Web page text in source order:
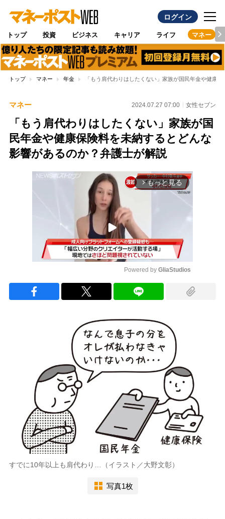
ログイン
トップ 投資 ビジネス キャリア ライフ マネー
トップ マネー 年金 「もう肩代わりはしたくない」家族が国民年金や健康
マネー 2024.07.27 07:00 女性セブン
「もう肩代わりはしたくない」家族が国
民年金や健康保険料を未納するとどんな
影響があるのか？弁護士が解説
arrow_forward_ios もっと見る
Powered by GliaStudios
すでに10年以上も肩代わり…（イラスト／大野文彰）
写真1枚